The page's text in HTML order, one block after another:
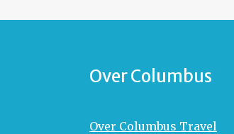
Over Columbus
Over Columbus Travel